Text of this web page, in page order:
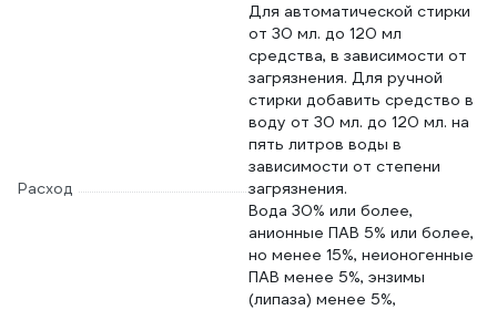
Расход
Для автоматической стирки
от 30 мл. до 120 мл
средства, в зависимости от
загрязнения. Для ручной
стирки добавить средство в
воду от 30 мл. до 120 мл. на
пять литров воды в
зависимости от степени
загрязнения.
Вода 30% или более,
анионные ПАВ 5% или более,
но менее 15%, неионогенные
ПАВ менее 5%, энзимы
(липаза) менее 5%,